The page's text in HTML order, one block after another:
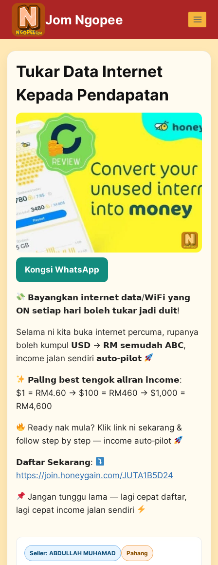
Skip
content
Jom Ngopee
Tukar Data Internet
Kepada Pendapatan
Kongsi WhatsApp
𝗕𝗮𝘆𝗮𝗻𝗴𝗸𝗮𝗻 𝗶𝗻𝘁𝗲𝗿𝗻𝗲𝘁 𝗱𝗮𝘁𝗮/𝗪𝗶𝗙𝗶 𝘆𝗮𝗻𝗴
𝗢𝗡 𝘀𝗲𝘁𝗶𝗮𝗽 𝗵𝗮𝗿𝗶 𝗯𝗼𝗹𝗲𝗵 𝘁𝘂𝗸𝗮𝗿 𝗷𝗮𝗱𝗶 𝗱𝘂𝗶𝘁!
Selama ni kita buka internet percuma, rupanya
boleh kumpul 𝗨𝗦𝗗 → 𝗥𝗠 𝘀𝗲𝗺𝘂𝗱𝗮𝗵 𝗔𝗕𝗖,
income jalan sendiri 𝗮𝘂𝘁𝗼‑𝗽𝗶𝗹𝗼𝘁
𝗣𝗮𝗹𝗶𝗻𝗴 𝗯𝗲𝘀𝘁 𝘁𝗲𝗻𝗴𝗼𝗸 𝗮𝗹𝗶𝗿𝗮𝗻 𝗶𝗻𝗰𝗼𝗺𝗲:
$1 = RM4.60 → $100 = RM460 → $1,000 =
RM4,600
Ready nak mula? Klik link ni sekarang &
follow step by step — income auto‑pilot
𝗗𝗮𝗳𝘁𝗮𝗿 𝗦𝗲𝗸𝗮𝗿𝗮𝗻𝗴:
https://join.honeygain.com/JUTA1B5D24
Jangan tunggu lama — lagi cepat daftar,
lagi cepat income jalan sendiri
Seller: ABDULLAH MUHAMAD Pahang